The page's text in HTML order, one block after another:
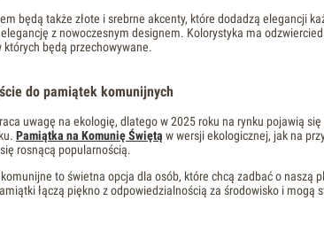
będą także złote i srebrne akcenty, które dodadzą elegancji
z nowoczesnym designem. Kolorystyka ma
których będą przechowywane.
do pamiątek komunijnych
uwagę na ekologię, dlatego w 2025 roku na rynku pojawią
Pamiątka na Komunię Świętą w wersji ekologicznej, jak na
rosnącą popularnością.
to świetna opcja dla osób, które chcą zadbać o naszą
łączą piękno z odpowiedzialnością za środowisko i mogą